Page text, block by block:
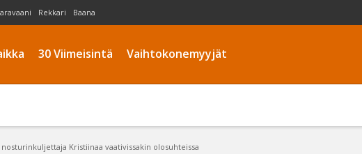
Rekkari Baana
30 Viimeisintä Vaihtokonemyyjät
Kristiinaa vaativissakin olosuhteissa